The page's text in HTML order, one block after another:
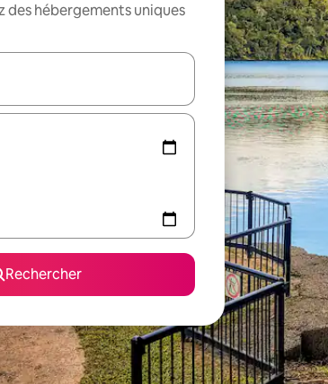
des hébergements uniques
s'affichent, utilisez les flèches vers le haut et vers le
Rechercher